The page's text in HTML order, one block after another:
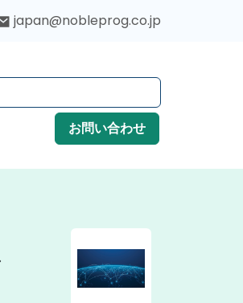
japan@nobleprog.co.jp
お問い合わせ